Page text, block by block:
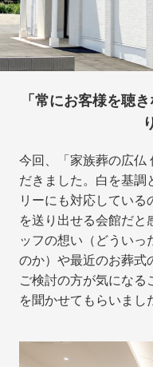
「常にお客様を聴
今回、「家族葬の広仏
だきました。白を基調
リーにも対応してい
を送り出せる会館だと
ッフの想い（どういっ
のか）や最近のお葬式
ご検討の方が気にな
を聞かせてもらいまし